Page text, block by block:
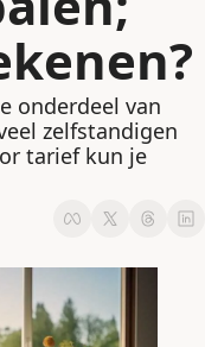
onderdeel van
zelfstandigen
tarief kun je